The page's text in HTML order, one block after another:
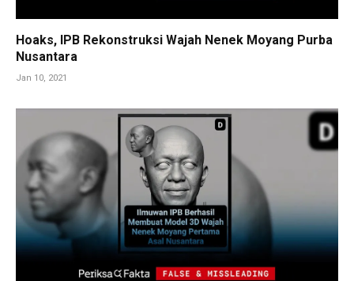
Hoaks, IPB Rekonstruksi Wajah Nenek Moyang Purba
Nusantara
Jan 10, 2021